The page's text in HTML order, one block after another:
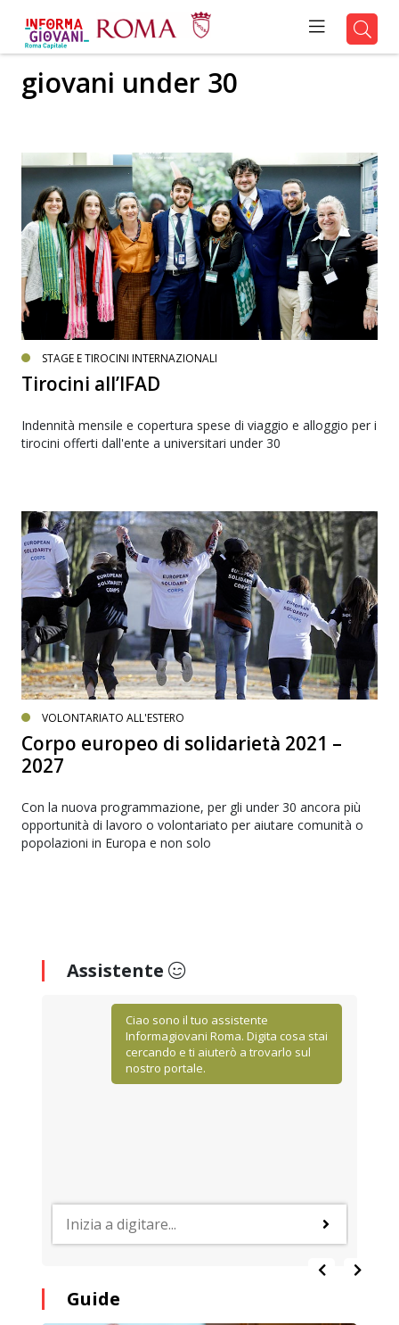
giovani under 30
STAGE E TIROCINI INTERNAZIONALI
Tirocini all’IFAD
Indennità mensile e copertura spese di viaggio e alloggio per i
tirocini offerti dall'ente a universitari under 30
VOLONTARIATO ALL'ESTERO
Corpo europeo di solidarietà 2021 –
2027
Con la nuova programmazione, per gli under 30 ancora più
opportunità di lavoro o volontariato per aiutare comunità o
popolazioni in Europa e non solo
Assistente
Ciao sono il tuo assistente
Informagiovani Roma. Digita cosa stai
cercando e ti aiuterò a trovarlo sul
nostro portale.
Guide